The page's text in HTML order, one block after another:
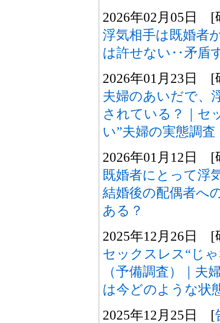
2026年02月05日 [
浮気相手は既婚者
は許せない‥矛盾
2026年01月23日 [
夫婦のあいだで、
されている？｜セ
い”夫婦の実態調
2026年01月12日 [
既婚者にとって浮
結婚後の配偶者へ
ある？
2025年12月26日 [
セックスレス“じ
（予備調査）｜夫
は今どのような状
2025年12月25日 [